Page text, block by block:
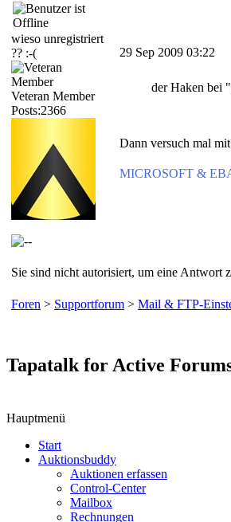
wieso unregistriert
?? :-(
Veteran Member
Posts:2366
29 Sep 2009 03:22
der Haken bei
Dann versuch mal
MICROSOFT &
Sie sind nicht autorisiert, um eine Antwort
Foren > Supportforum > Mail & FTP-
Tapatalk for Active
Hauptmenü
Start
Auktionsbuddy
Auktionen erfassen
Control-Center
Mailbox
Rechnungen